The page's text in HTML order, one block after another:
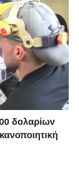
δολαρίων